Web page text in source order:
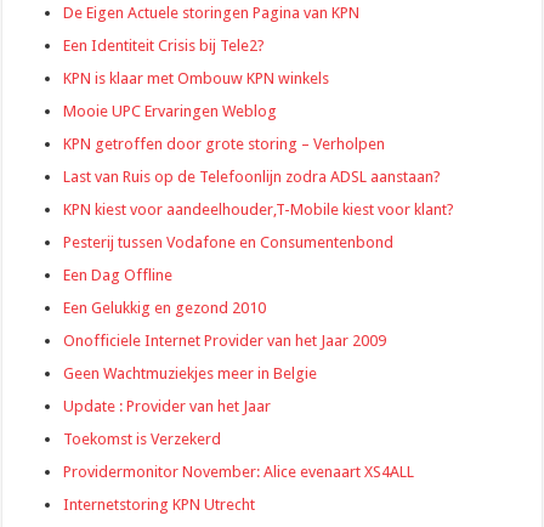
De Eigen Actuele storingen Pagina van KPN
Een Identiteit Crisis bij Tele2?
KPN is klaar met Ombouw KPN winkels
Mooie UPC Ervaringen Weblog
KPN getroffen door grote storing – Verholpen
Last van Ruis op de Telefoonlijn zodra ADSL aanstaan?
KPN kiest voor aandeelhouder,T-Mobile kiest voor klant?
Pesterij tussen Vodafone en Consumentenbond
Een Dag Offline
Een Gelukkig en gezond 2010
Onofficiele Internet Provider van het Jaar 2009
Geen Wachtmuziekjes meer in Belgie
Update : Provider van het Jaar
Toekomst is Verzekerd
Providermonitor November: Alice evenaart XS4ALL
Internetstoring KPN Utrecht